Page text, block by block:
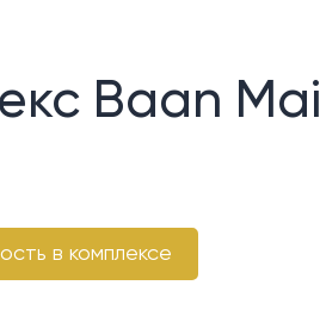
Baan Mai
в комплексе